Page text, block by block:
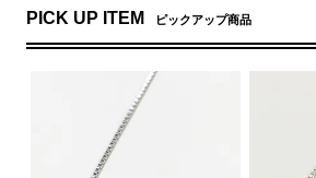
PICK UP ITEM ピックアップ商品